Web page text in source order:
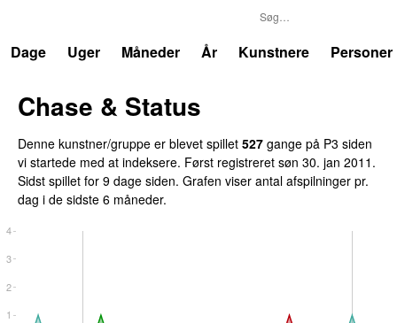
Dage
Uger Måneder År Kunstnere Personer
Chase & Status
Denne kunstner/gruppe er blevet spillet 527 gange på P3 siden
vi startede med at indeksere. Først registreret søn 30. jan 2011 .
Sidst spillet for 9 dage siden. Grafen viser antal afspilninger pr.
dag i de sidste 6 måneder.
1
2
3
4